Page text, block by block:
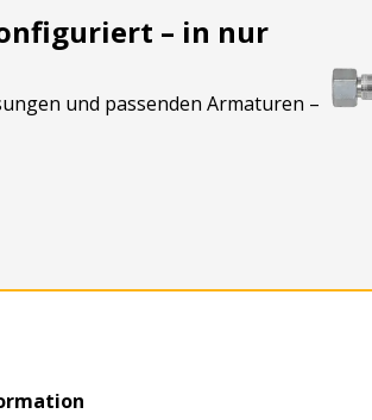
– in nur
und passenden Armaturen –